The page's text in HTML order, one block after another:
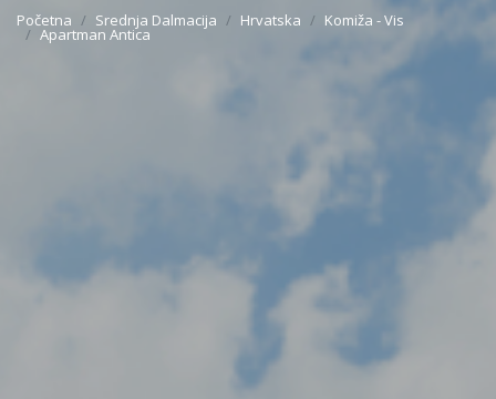
Početna Srednja Dalmacija Hrvatska Komiža - Vis
Apartman Antica